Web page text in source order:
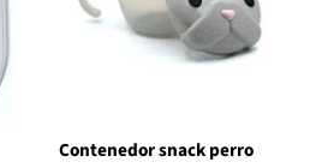
Contenedor snack perro